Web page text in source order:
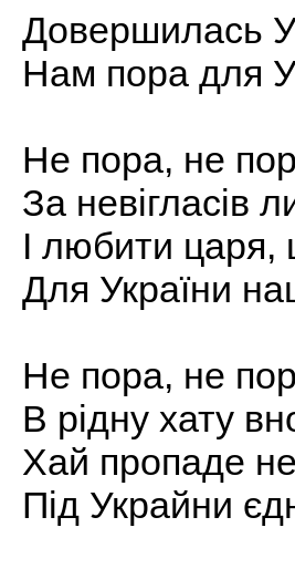
Довершилась
Нам пора для
Не пора, не
За невігласів
І любити
Для України
Не пора, не
В рідну хату
Хай пропаде
Під Украйни